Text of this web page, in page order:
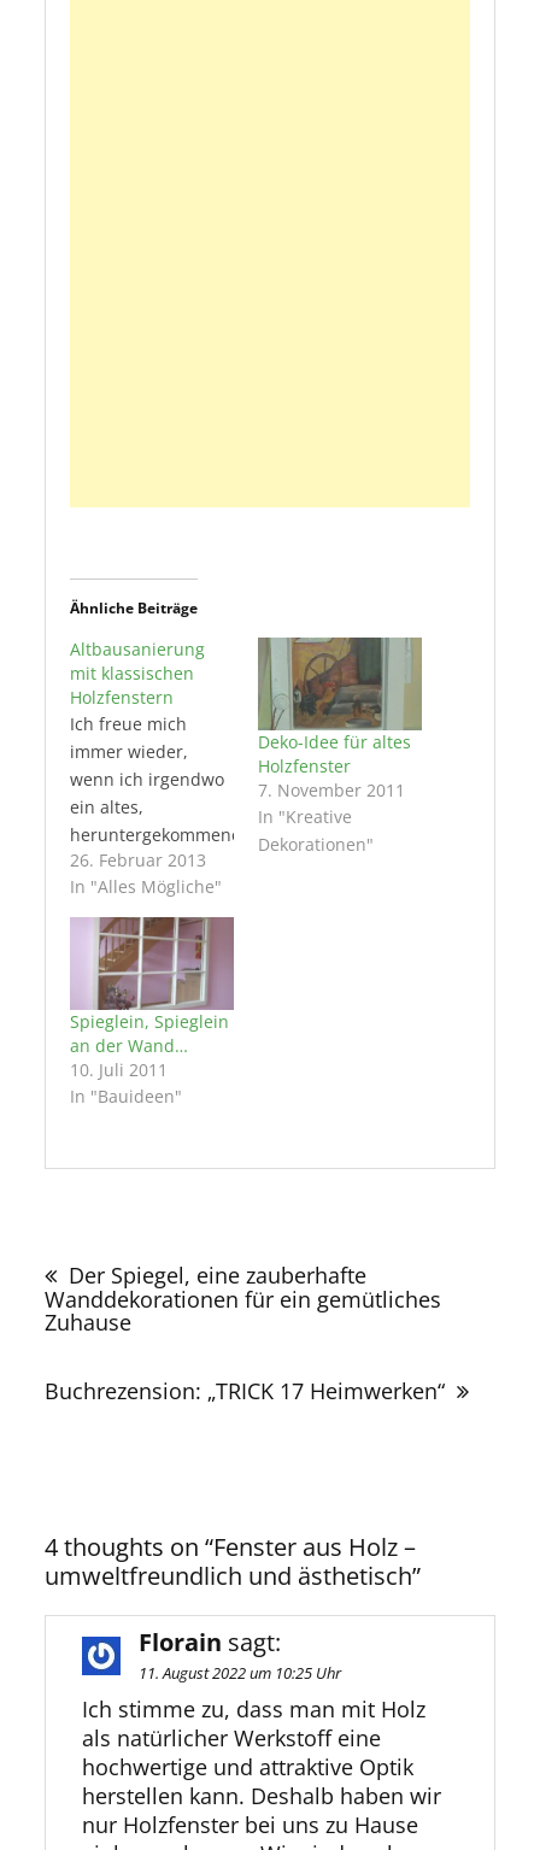
Ähnliche Beiträge
Altbausanierung
mit klassischen
Holzfenstern
Ich freue mich
immer wieder,
wenn ich irgendwo
ein altes,
heruntergekommenes,
leerstehendes Haus
sehe, in das wieder
Leben einzieht. Oft
sind hier Menschen
am Werk, die sich
dem Erhalt alter
Gebäude
verschrieben
haben. Dass diese
die meisten unter
26. Februar 2013
In "Alles Mögliche"
Deko-Idee für altes
Holzfenster
7. November 2011
In "Kreative
Dekorationen"
Spieglein, Spieglein
an der Wand…
10. Juli 2011
In "Bauideen"
Der Spiegel, eine zauberhafte
Wanddekorationen für ein gemütliches
Zuhause
Buchrezension: „TRICK 17 Heimwerken“
4 thoughts on “Fenster aus Holz –
umweltfreundlich und ästhetisch”
Florain sagt:
11. August 2022 um 10:25 Uhr
Ich stimme zu, dass man mit Holz
als natürlicher Werkstoff eine
hochwertige und attraktive Optik
herstellen kann. Deshalb haben wir
nur Holzfenster bei uns zu Hause